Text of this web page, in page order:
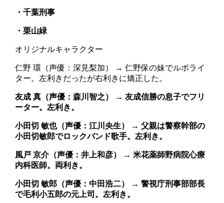
・千葉刑事
・栗山緑
オリジナルキャラクター
仁野 環（声優：深見梨加） → 仁野保の妹でルポライ
ター。左利きだったが右利きに矯正した。
友成 真（声優：森川智之） → 友成信勝の息子でフリ
ーター。左利き。
小田切 敏也（声優：江川央生） → 父親は警察幹部の
小田切敏郎でロックバンド歌手。左利き。
風戸 京介（声優：井上和彦） → 米花薬師野病院心療
内科医師。両利き。
小田切 敏郎（声優：中田浩二） → 警視庁刑事部部長
で毛利小五郎の元上司。左利き。